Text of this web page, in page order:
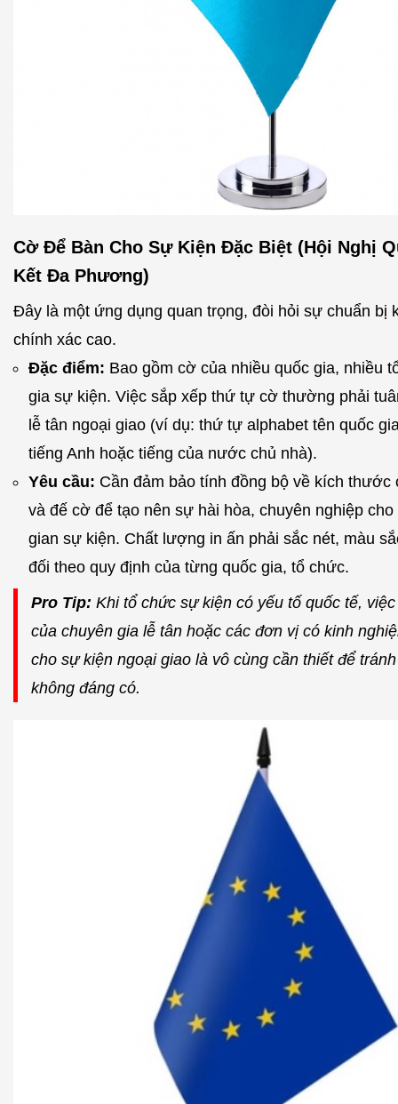
Cờ Để Bàn Cho Sự Kiện Đặc Biệt (Hội Nghị
Kết Đa Phương)
Đây là một ứng dụng quan trọng, đòi hỏi sự chuẩn bị
chính xác cao.
Đặc điểm: Bao gồm cờ của nhiều quốc gia, nhiều
gia sự kiện. Việc sắp xếp thứ tự cờ thường phải
lễ tân ngoại giao (ví dụ: thứ tự alphabet tên quốc
tiếng Anh hoặc tiếng của nước chủ nhà).
Yêu cầu: Cần đảm bảo tính đồng bộ về kích thước
và đế cờ để tạo nên sự hài hòa, chuyên nghiệp
gian sự kiện. Chất lượng in ấn phải sắc nét, màu
đối theo quy định của từng quốc gia, tổ chức.
Pro Tip: Khi tổ chức sự kiện có yếu tố quốc tế,
của chuyên gia lễ tân hoặc các đơn vị có kinh
cho sự kiện ngoại giao là vô cùng cần thiết để
không đáng có.